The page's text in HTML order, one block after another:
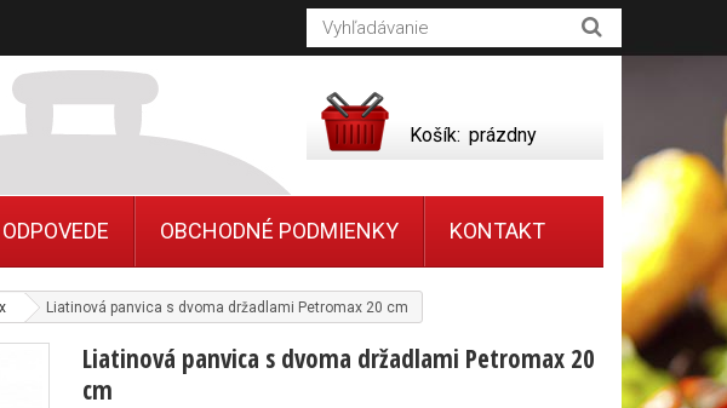
Liatinová panvica s dvoma držadlami Petromax 20 cm
Liatinová panvica s dvoma držadlami Petromax 20
cm
Košík: prázdny
OBCHODNÉ PODMIENKY KONTAKT